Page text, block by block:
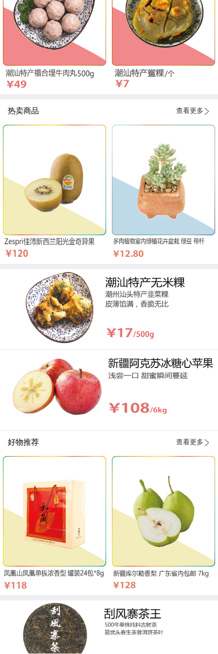
热卖商品 查看更多
好物推荐 查看更多